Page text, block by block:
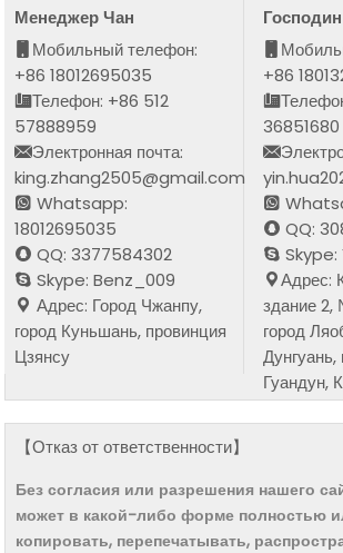
Менеджер Чан
Мобильный телефон:
+86 18012695035
Телефон: +86 512
57888959
Электронная почта:
king.zhang2505@gmail.com
Whatsapp:
18012695035
QQ: 3377584302
Skype: Benz_009
Адрес: Город Чжанпу,
город Куньшань, провинция
Цзянсу
+86
36851680
QQ:
Skype:
Адрес:
здание
город
Гуандун,
【Отказ от ответственности】
Без согласия или разрешения нашего
может в какой-либо форме полностью
копировать, перепечатывать,